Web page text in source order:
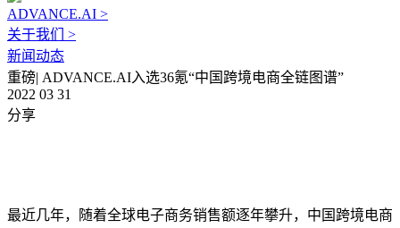
ADVANCE.AI >
关于我们 >
新闻动态
重磅| ADVANCE.AI入选36氪“中国跨境电商全链图谱”
2022 03 31
分享
最近几年，随着全球电子商务销售额逐年攀升，中国跨境电商